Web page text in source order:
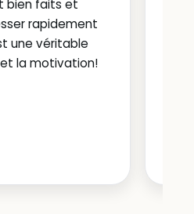
bien faits et
rapidement
une véritable
la motivation!